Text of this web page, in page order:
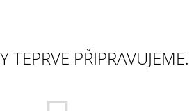
TEPRVE PŘIPRAVUJEME.